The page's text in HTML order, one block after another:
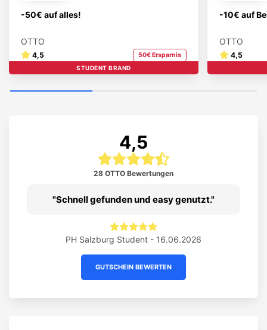
-50€ auf alles!
OTTO
4,5 50€ Ersparnis
STUDENT BRAND
-10€ auf
OTTO
4,5
4,5
28 OTTO Bewertungen
Schnell gefunden und easy genutzt.
PH Salzburg Student - 16.06.2026
GUTSCHEIN BEWERTEN